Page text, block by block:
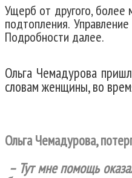
Ущерб от другого, более
подтопления.
Подробности далее.
Ольга Чемадурова
словам женщины, во
Ольга Чемадурова,
– Тут мне помощь